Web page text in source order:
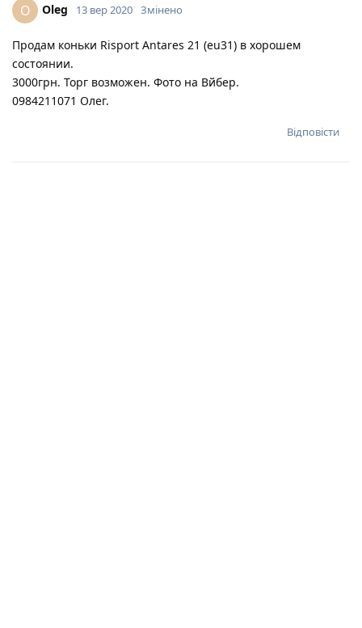
O Oleg 13 вер 2020 Змінено
Продам коньки Risport Antares 21 (eu31) в хорошем
состоянии.
3000грн. Торг возможен. Фото на Вйбер.
0984211071 Олег.
Відповісти